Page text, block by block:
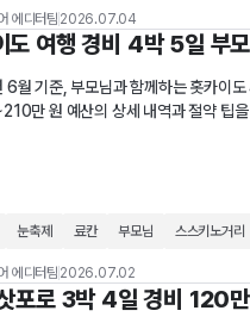
에디터팀 2026.07.04
도 여행 경비 4박 5일 부
월 기준, 부모님과 함께하는 홋카이
만 원 예산의 상세 내역과 절약 팁을
눈축제 료칸 부모님 스스키노거리
에디터팀 2026.07.02
포로 3박 4일 경비 120